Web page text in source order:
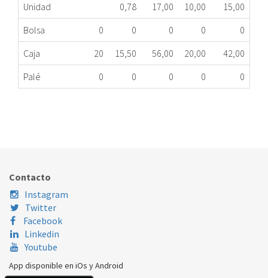
Unidad
0,78 17,00 10,00
15,00
Bolsa
0 0 0 0
0
Caja
20 15,50 56,00 20,00
42,00
Palé
0 0 0 0 0
FAGOR
FAGOR
FAGOR
FAGOR
6H225B
Contacto
Instagram
Twitter
Facebook
Linkedin
Youtube
App disponible en iOs y Android